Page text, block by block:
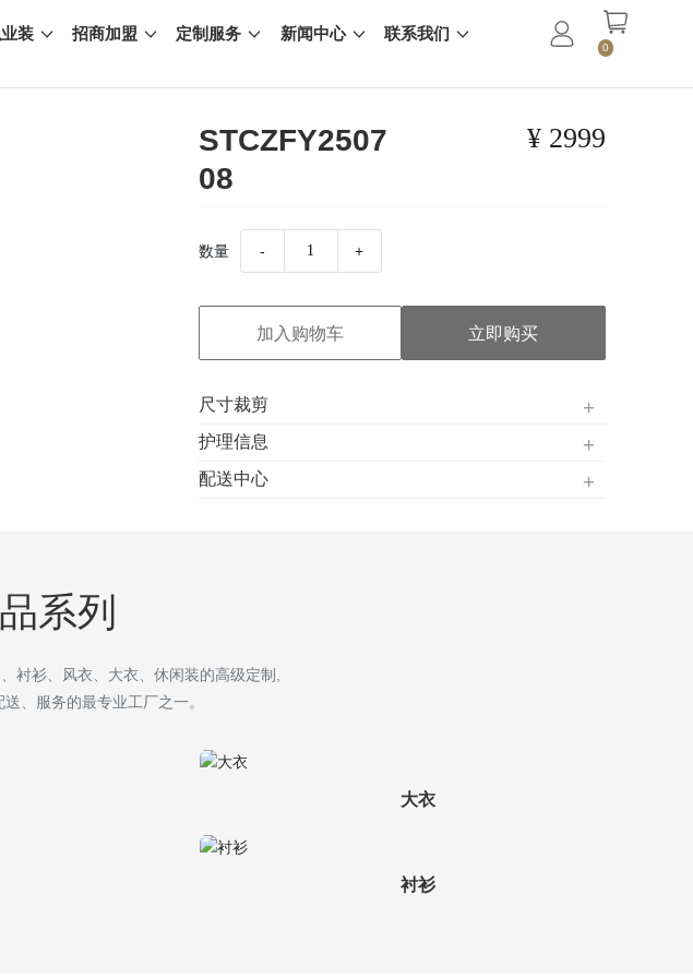
装 招商加盟 定制服务 新闻中心 联系我们
0
STCZFY2507
08
¥ 2999
数量 - +
加入购物车 立即购买
尺寸裁剪
护理信息
配送中心
系列
衬衫、风衣、大衣、休闲装的高级定制,
、服务的最专业工厂之一。
大衣
衬衫